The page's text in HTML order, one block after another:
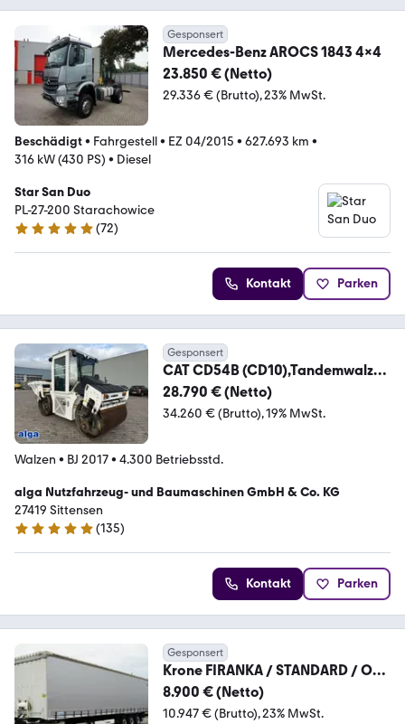
Gesponsert
Mercedes-Benz AROCS 1843 4x4
23.850 € (Netto)
29.336 € (Brutto) 23% MwSt.
Beschädigt• Fahrgestell• EZ 04/2015 • 627.693 km •
316 kW (430 PS) • Diesel
Star San Duo
PL-27-200 Starachowice
5 Sterne
(72)
Kontakt Parken
Gesponsert
CAT CD54B (CD10),Tandemwalze,
Streuer,Kantenscheider
28.790 € (Netto)
34.260 € (Brutto) 19% MwSt.
Walzen • BJ 2017• 4.300 Betriebsstd.
alga Nutzfahrzeug- und Baumaschinen GmbH & Co. KG
27419 Sittensen
4.9 Sterne
(135)
Kontakt Parken
Gesponsert
Krone FIRANKA / STANDARD / OŚ
PODNOSZONA /
8.900 € (Netto)
10.947 € (Brutto) 23% MwSt.